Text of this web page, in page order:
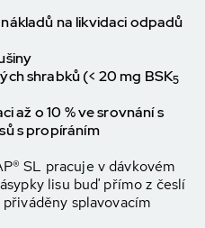
na likvidaci odpadů
shrabků (< 20 mg BSK5
až o 10 % ve srovnání s
s propíráním
SL pracuje v dávkovém
lisu buď přímo z česlí
splavovacím